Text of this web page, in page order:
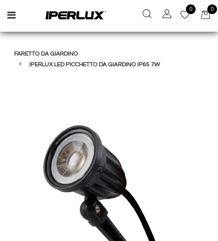
Open menu
0 0
FARETTO DA GIARDINO
IPERLUX LED PICCHETTO DA GIARDINO IP65 7W